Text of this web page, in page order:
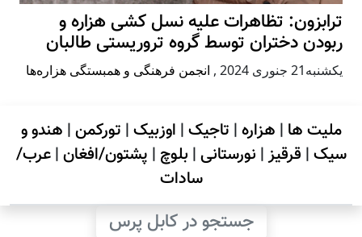
ترابزون: تظاهرات علیه نسل کشی هزاره و
ربودن دختران توسط گروه تروریستی طالبان
يكشنبه21 جنوری 2024 , انجمن فرهنگی و همبستگی هزاره‌ها
ملیت ها | هزاره| تاجیک| اوزبیک| تورکمن| هندو و
سیک| قرقیز| نورستانی| بلوچ | پشتون/افغان|عرب/
سادات
جستجو در کابل پرس